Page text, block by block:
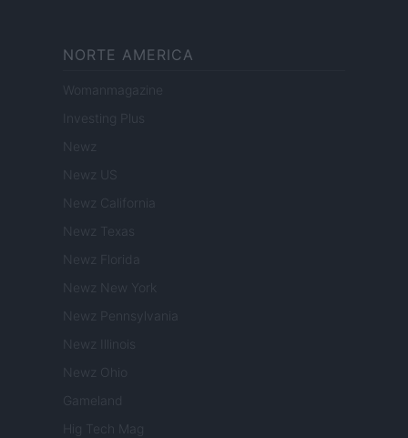
NORTE AMERICA
Womanmagazine
Investing Plus
Newz
Newz US
Newz California
Newz Texas
Newz Florida
Newz New York
Newz Pennsylvania
Newz Illinois
Newz Ohio
Gameland
Hig Tech Mag